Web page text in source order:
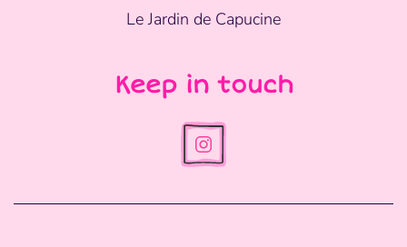
Le Jardin de Capucine
Keep in touch